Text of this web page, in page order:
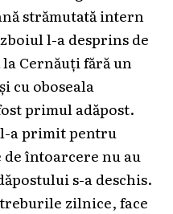
strămutată intern
l-a desprins de
Cernăuți fără un
cu oboseala
primul adăpost.
a primit pentru
întoarcere nu au
s-a deschis.
zilnice, face